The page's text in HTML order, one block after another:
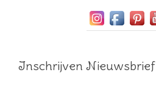
Inschrijven Nieuwsbrief